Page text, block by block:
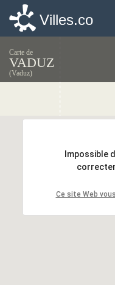
Villes.co
Carte de
VADUZ
(Vaduz)
Impossible
Ce site Web
Impossible
Ce site Web
Villes.co